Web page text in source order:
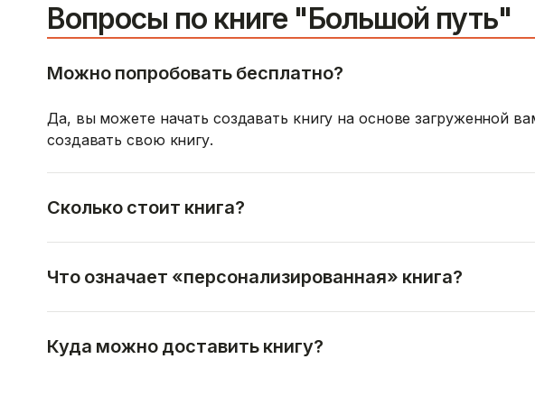
Вопросы по книге "Большой путь"
Можно попробовать бесплатно?
Да, вы можете начать создавать книгу на основе загруженной
создавать свою книгу.
Сколько стоит книга?
Что означает «персонализированная» книга?
Куда можно доставить книгу?